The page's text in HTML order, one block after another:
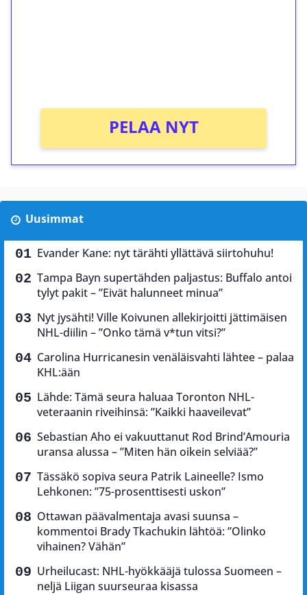
PELAA NYT
Uusimmat
Evander Kane: nyt tärähti yllättävä siirtohuhu!
Tampa Bayn supertähden paljastus: Buffalo antoi
tylyt pakit – ”Eivät halunneet minua”
Nyt jysähti! Ville Koivunen allekirjoitti jättimäisen
NHL-diilin – ”Onko tämä v*tun vitsi?”
Carolina Hurricanesin venäläisvahti lähtee – palaa
KHL:ään
Lähde: Tämä seura haluaa Toronton NHL-
veteraanin riveihinsä: ”Kaikki haaveilevat”
Sebastian Aho ei vakuuttanut Rod Brind’Amouria
uransa alussa – ”Miten hän oikein selviää?”
Tässäkö sopiva seura Patrik Laineelle? Ismo
Lehkonen: ”75-prosenttisesti uskon”
Ottawan päävalmentaja avasi suunsa –
kommentoi Brady Tkachukin lähtöä: ”Olinko
vihainen? Vähän”
Urheilucast: NHL-hyökkääjä tulossa Suomeen –
neljä Liigan suurseuraa kisassa